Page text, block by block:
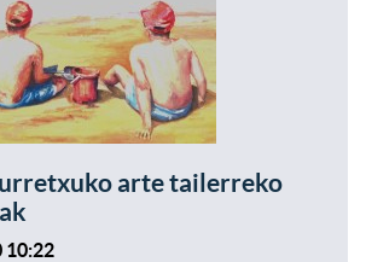
arte tailerreko
10:22